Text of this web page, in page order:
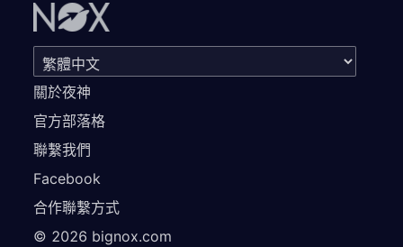
關於夜神
官方部落格
聯繫我們
Facebook
合作聯繫方式
© 2026 bignox.com